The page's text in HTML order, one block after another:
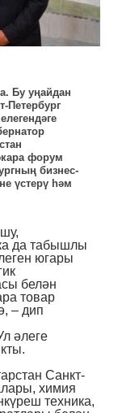
Бу уңайдан
Петербург
форум
бизнес-
үстерү һәм
да табышлы
югары
белән
товар
– дип
әлеге
Санкт-
химия
техника,